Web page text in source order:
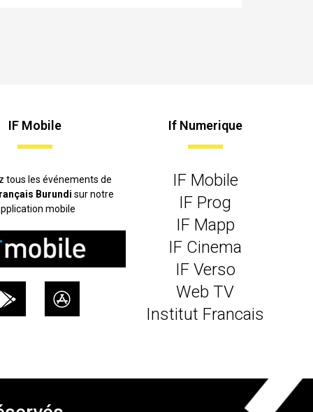
IF Mobile
tous les événements de
Burundisur notre
mobile
If Numerique
IF Mobile
IF Prog
IF Mapp
IF Cinema
IF Verso
Web TV
Institut Francais